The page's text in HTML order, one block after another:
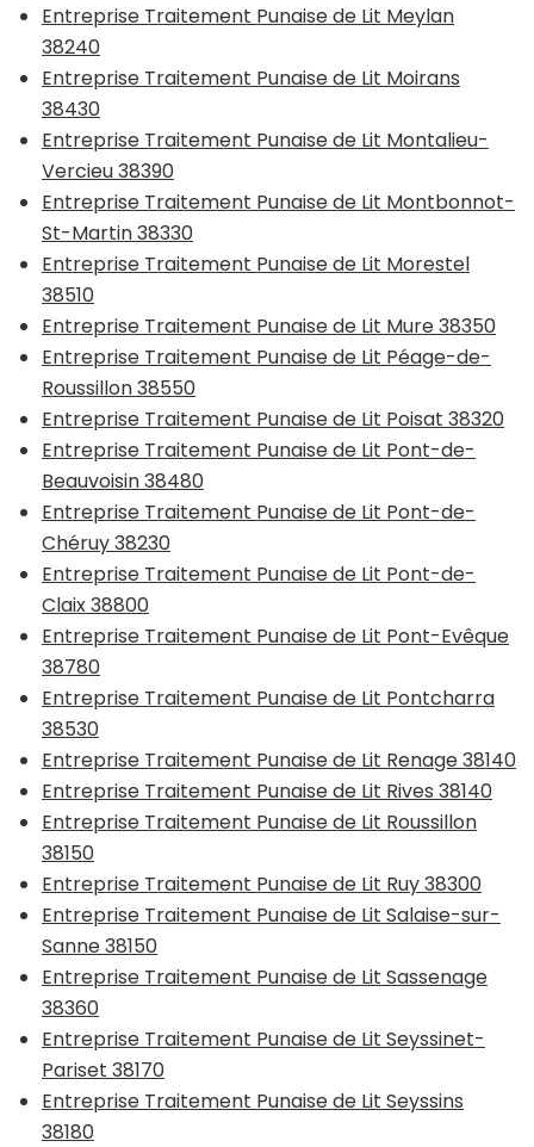
Entreprise Traitement Punaise de Lit Meylan
38240
Entreprise Traitement Punaise de Lit Moirans
38430
Entreprise Traitement Punaise de Lit Montalieu-
Vercieu 38390
Entreprise Traitement Punaise de Lit Montbonnot-
St-Martin 38330
Entreprise Traitement Punaise de Lit Morestel
38510
Entreprise Traitement Punaise de Lit Mure 38350
Entreprise Traitement Punaise de Lit Péage-de-
Roussillon 38550
Entreprise Traitement Punaise de Lit Poisat 38320
Entreprise Traitement Punaise de Lit Pont-de-
Beauvoisin 38480
Entreprise Traitement Punaise de Lit Pont-de-
Chéruy 38230
Entreprise Traitement Punaise de Lit Pont-de-
Claix 38800
Entreprise Traitement Punaise de Lit Pont-Evêque
38780
Entreprise Traitement Punaise de Lit Pontcharra
38530
Entreprise Traitement Punaise de Lit Renage 38140
Entreprise Traitement Punaise de Lit Rives 38140
Entreprise Traitement Punaise de Lit Roussillon
38150
Entreprise Traitement Punaise de Lit Ruy 38300
Entreprise Traitement Punaise de Lit Salaise-sur-
Sanne 38150
Entreprise Traitement Punaise de Lit Sassenage
38360
Entreprise Traitement Punaise de Lit Seyssinet-
Pariset 38170
Entreprise Traitement Punaise de Lit Seyssins
38180